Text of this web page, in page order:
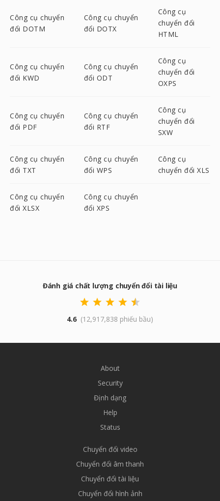
Công cụ chuyển
đổi DOTM
Công cụ chuyển
đổi DOTX
Công cụ
chuyển đổi
HTML
Công cụ chuyển
đổi KWD
Công cụ chuyển
đổi ODT
Công cụ
chuyển đổi
OXPS
Công cụ chuyển
đổi PDF
Công cụ chuyển
đổi RTF
Công cụ
chuyển đổi
SXW
Công cụ chuyển
đổi TXT
Công cụ chuyển
đổi WPS
Công cụ
chuyển đổi XLS
Công cụ chuyển
đổi XLSX
Công cụ chuyển
đổi XPS
Đánh giá chất lượng chuyển đổi tài liệu
4.6 (12,917,838 phiếu bầu)
About
Security
Định dạng
Help
Status
Chuyển đổi video
Chuyển đổi âm thanh
Chuyển đổi tài liệu
Chuyển đổi hình ảnh